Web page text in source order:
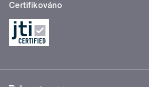
Certifikováno